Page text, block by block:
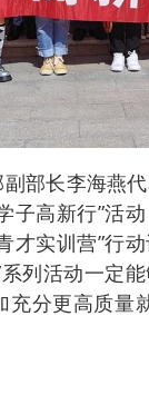
部长李海燕
子高新行”活
才实训营”行
列活动一定
充分更高质量